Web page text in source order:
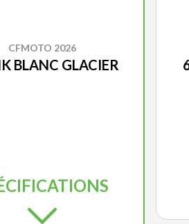
CFMOTO 2026
BLANC GLACIER